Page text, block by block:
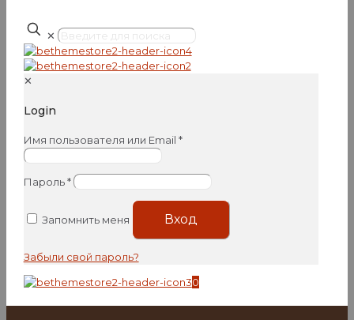
✕
✕
Login
Имя пользователя или Email *
Пароль*
Запомнить меня Вход
Забыли свой пароль?
0